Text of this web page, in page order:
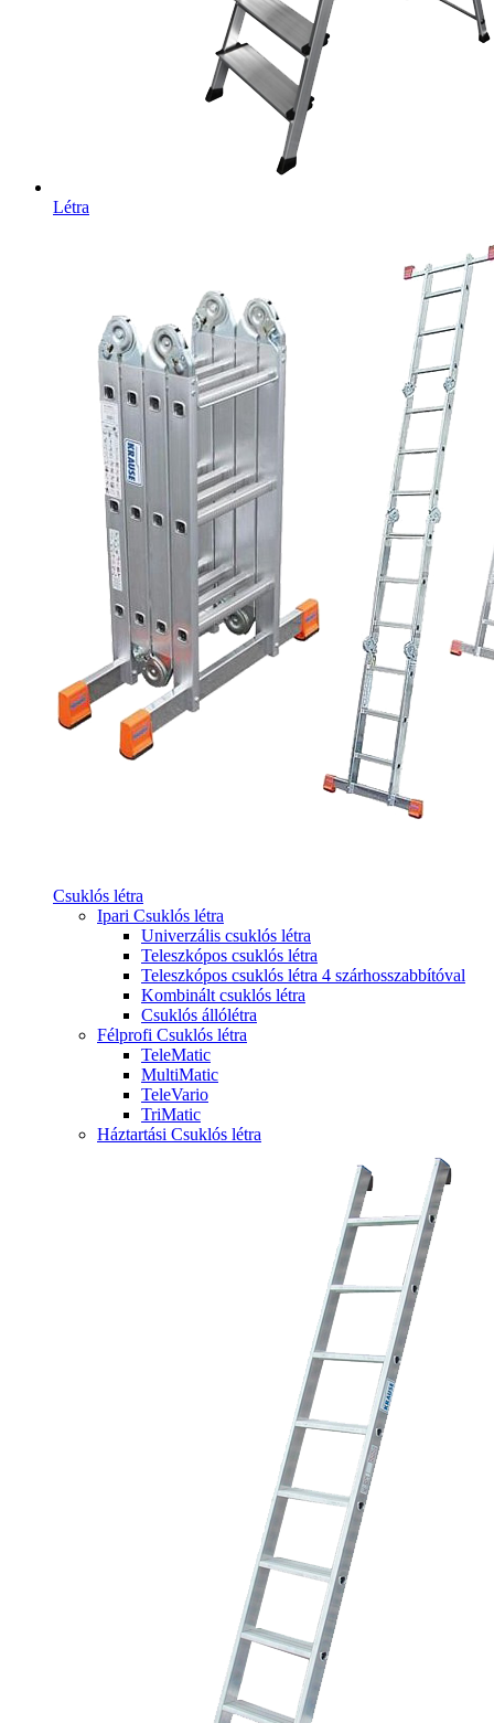
Létra
Csuklós létra
Ipari Csuklós létra
Univerzális csuklós létra
Teleszkópos csuklós létra
Teleszkópos csuklós létra 4 szárhosszabbítóval
Kombinált csuklós létra
Csuklós állólétra
Félprofi Csuklós létra
TeleMatic
MultiMatic
TeleVario
TriMatic
Háztartási Csuklós létra